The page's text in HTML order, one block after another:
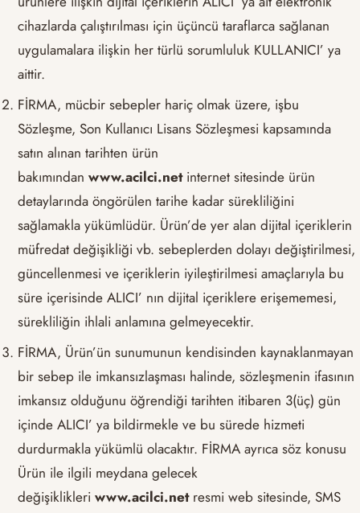
cihazlarda çalıştırılması için üçüncü taraflarca sağlanan
uygulamalara ilişkin her türlü sorumluluk KULLANICI’ ya
aittir.
FİRMA, mücbir sebepler hariç olmak üzere, işbu
Sözleşme, Son Kullanıcı Lisans Sözleşmesi kapsamında
satın alınan tarihten ürün
bakımındanwww.acilci.net internet sitesinde ürün
detaylarında öngörülen tarihe kadar sürekliliğini
sağlamakla yükümlüdür. Ürün’de yer alan dijital içeriklerin
müfredat değişikliği vb. sebeplerden dolayı değiştirilmesi,
güncellenmesi ve içeriklerin iyileştirilmesi amaçlarıyla bu
süre içerisinde ALICI’ nın dijital içeriklere erişememesi,
sürekliliğin ihlali anlamına gelmeyecektir.
FİRMA, Ürün’ün sunumunun kendisinden kaynaklanmayan
bir sebep ile imkansızlaşması halinde, sözleşmenin ifasının
imkansız olduğunu öğrendiği tarihten itibaren 3(üç) gün
içinde ALICI’ ya bildirmekle ve bu sürede hizmeti
durdurmakla yükümlü olacaktır. FİRMA ayrıca söz konusu
Ürün ile ilgili meydana gelecek
değişiklikleriwww.acilci.net resmi web sitesinde, SMS